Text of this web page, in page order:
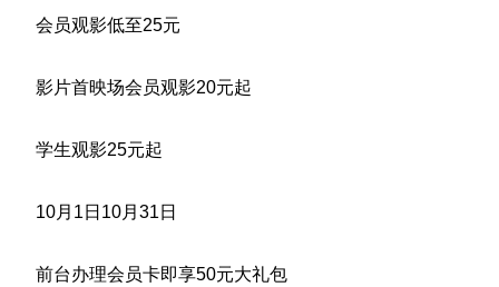
会员观影低至25元
影片首映场会员观影20元起
学生观影25元起
10月1日10月31日
前台办理会员卡即享50元大礼包